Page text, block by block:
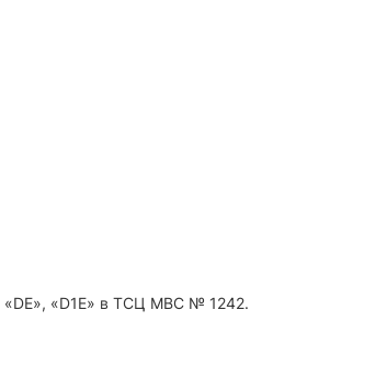
«DE», «D1E» в ТСЦ МВС № 1242.